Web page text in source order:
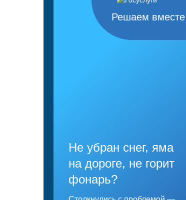
Решаем вместе
Не убран снег, яма
на дороге, не горит
фонарь?